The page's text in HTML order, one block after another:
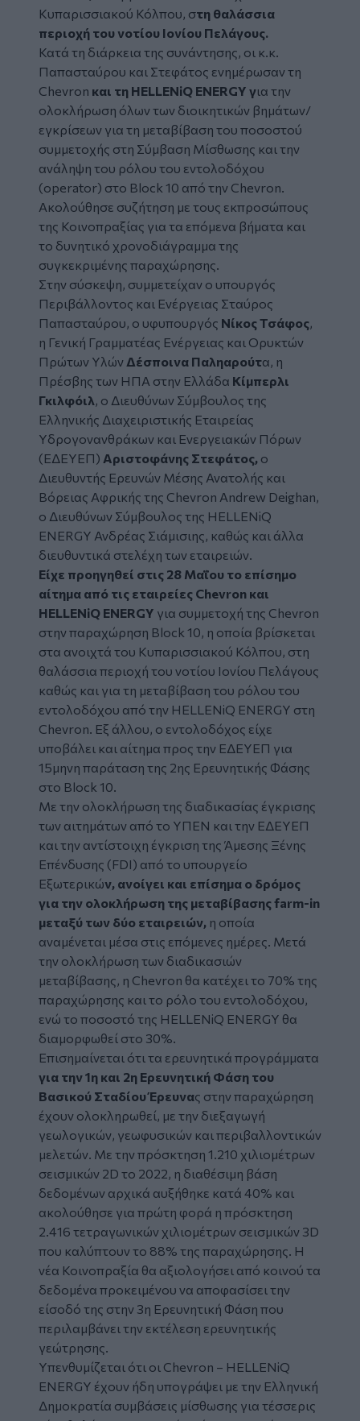
Κυπαρισσιακού Κόλπου, στη θαλάσσια
περιοχή του νοτίου Ιονίου Πελάγους.
Κατά τη διάρκεια της συνάντησης, οι κ.κ.
Παπασταύρου και Στεφάτος ενημέρωσαν τη
Chevron και τη HELLENiQ ENERGY για την
ολοκλήρωση όλων των διοικητικών βημάτων/
εγκρίσεων για τη μεταβίβαση του ποσοστού
συμμετοχής στη Σύμβαση Μίσθωσης και την
ανάληψη του ρόλου του εντολοδόχου
(operator) στο Block 10 από την Chevron.
Ακολούθησε συζήτηση με τους εκπροσώπους
της Κοινοπραξίας για τα επόμενα βήματα και
το δυνητικό χρονοδιάγραμμα της
συγκεκριμένης παραχώρησης.
Στην σύσκεψη, συμμετείχαν ο υπουργός
Περιβάλλοντος και Ενέργειας Σταύρος
Παπασταύρου, ο υφυπουργός Νίκος Τσάφος,
η Γενική Γραμματέας Ενέργειας και Ορυκτών
Πρώτων Υλών Δέσποινα Παληαρούτα, η
Πρέσβης των ΗΠΑ στην Ελλάδα Κίμπερλι
Γκιλφόιλ, ο Διευθύνων Σύμβουλος της
Ελληνικής Διαχειριστικής Εταιρείας
Υδρογονανθράκων και Ενεργειακών Πόρων
(ΕΔΕΥΕΠ) Αριστοφάνης Στεφάτος, o
Διευθυντής Ερευνών Μέσης Ανατολής και
Βόρειας Αφρικής της Chevron Andrew Deighan,
ο Διευθύνων Σύμβουλος της HELLENiQ
ENERGY Ανδρέας Σιάμισιης, καθώς και άλλα
διευθυντικά στελέχη των εταιρειών.
Είχε προηγηθεί στις 28 Μαΐου το επίσημο
αίτημα από τις εταιρείες Chevron και
HELLENiQ ENERGY για συμμετοχή της Chevron
στην παραχώρηση Block 10, η οποία βρίσκεται
στα ανοιχτά του Κυπαρισσιακού Κόλπου, στη
θαλάσσια περιοχή του νοτίου Ιονίου Πελάγους
καθώς και για τη μεταβίβαση του ρόλου του
εντολοδόχου από την HELLENiQ ENERGY στη
Chevron. Εξ άλλου, o εντολοδόχος είχε
υποβάλει και αίτημα προς την ΕΔΕΥΕΠ για
15μηνη παράταση της 2ης Ερευνητικής Φάσης
στο Block 10.
Με την ολοκλήρωση της διαδικασίας έγκρισης
των αιτημάτων από το ΥΠΕΝ και την ΕΔΕΥΕΠ
και την αντίστοιχη έγκριση της Άμεσης Ξένης
Επένδυσης (FDI) από το υπουργείο
Εξωτερικών, ανοίγει και επίσημα ο δρόμος
για την ολοκλήρωση της μεταβίβασης farm-in
μεταξύ των δύο εταιρειών, η οποία
αναμένεται μέσα στις επόμενες ημέρες. Μετά
την ολοκλήρωση των διαδικασιών
μεταβίβασης, η Chevron θα κατέχει το 70% της
παραχώρησης και το ρόλο του εντολοδόχου,
ενώ το ποσοστό της HELLENiQ ENERGY θα
διαμορφωθεί στο 30%.
Επισημαίνεται ότι τα ερευνητικά προγράμματα
για την 1η και 2η Ερευνητική Φάση του
Βασικού Σταδίου Έρευνας στην παραχώρηση
έχουν ολοκληρωθεί, με την διεξαγωγή
γεωλογικών, γεωφυσικών και περιβαλλοντικών
μελετών. Με την πρόσκτηση 1.210 χιλιομέτρων
σεισμικών 2D το 2022, η διαθέσιμη βάση
δεδομένων αρχικά αυξήθηκε κατά 40% και
ακολούθησε για πρώτη φορά η πρόσκτηση
2.416 τετραγωνικών χιλιομέτρων σεισμικών 3D
που καλύπτουν το 88% της παραχώρησης. Η
νέα Κοινοπραξία θα αξιολογήσει από κοινού τα
δεδομένα προκειμένου να αποφασίσει την
είσοδό της στην 3η Ερευνητική Φάση που
περιλαμβάνει την εκτέλεση ερευνητικής
γεώτρησης.
Υπενθυμίζεται ότι οι Chevron – HELLENiQ
ENERGY έχουν ήδη υπογράψει με την Ελληνική
Δημοκρατία συμβάσεις μίσθωσης για τέσσερις